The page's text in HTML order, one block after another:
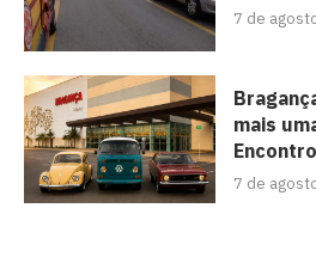
7 de
mais
7 de